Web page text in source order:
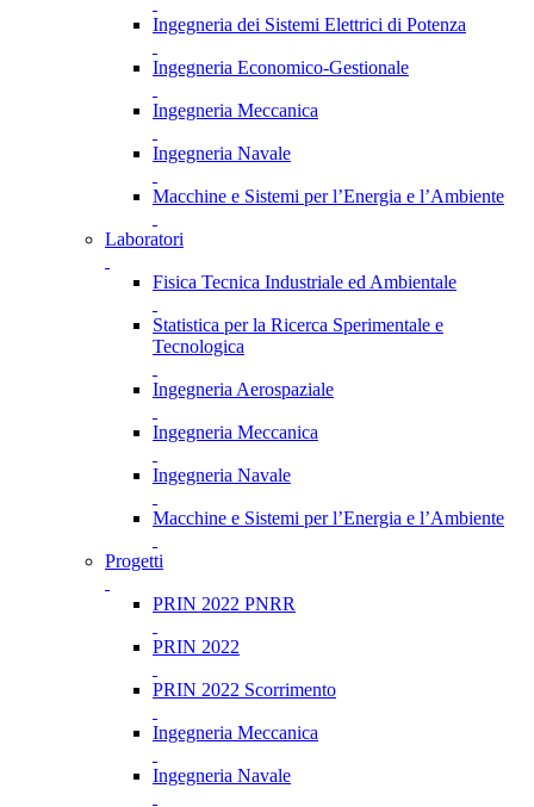
Ingegneria dei Sistemi Elettrici di Potenza
Ingegneria Economico-Gestionale
Ingegneria Meccanica
Ingegneria Navale
Macchine e Sistemi per l’Energia e l’Ambiente
Laboratori
Fisica Tecnica Industriale ed Ambientale
Statistica per la Ricerca Sperimentale e
Tecnologica
Ingegneria Aerospaziale
Ingegneria Meccanica
Ingegneria Navale
Macchine e Sistemi per l’Energia e l’Ambiente
Progetti
PRIN 2022 PNRR
PRIN 2022
PRIN 2022 Scorrimento
Ingegneria Meccanica
Ingegneria Navale